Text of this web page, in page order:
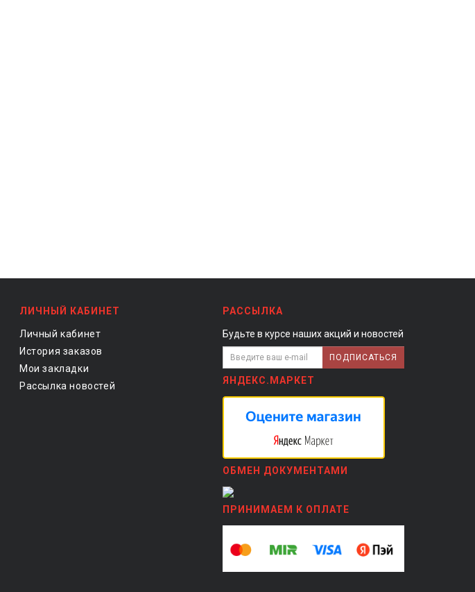
ЛИЧНЫЙ КАБИНЕТ
Личный кабинет
История заказов
Мои закладки
Рассылка новостей
РАССЫЛКА
Будьте в курсе наших акций и новостей
ПОДПИСАТЬСЯ
ЯНДЕКС.МАРКЕТ
ОБМЕН ДОКУМЕНТАМИ
ПРИНИМАЕМ К ОПЛАТЕ